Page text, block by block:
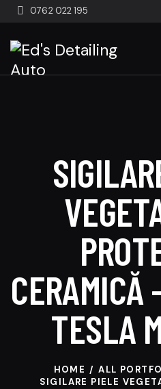
0762 022 195
CERAMICĂ
TESLA
HOME ALL
SIGILARE PIELE